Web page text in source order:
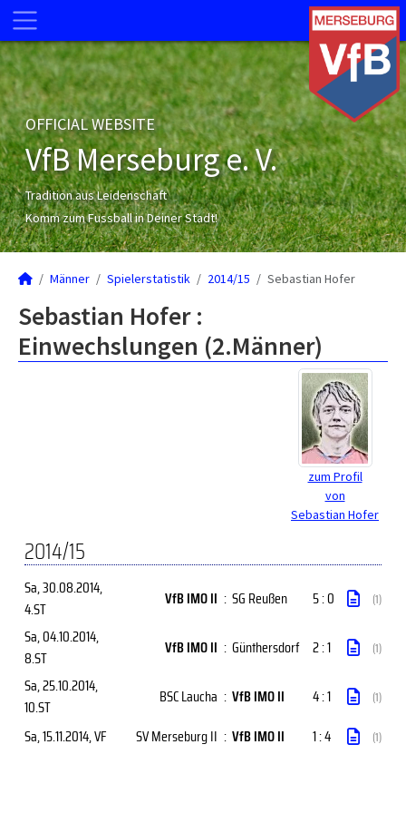
OFFICIAL WEBSITE
VfB Merseburg e. V.
Tradition aus Leidenschaft
Komm zum Fussball in Deiner Stadt!
Männer Spielerstatistik 2014/15 Sebastian Hofer
Sebastian Hofer :
Einwechslungen (2.Männer)
zum Profil
von
Sebastian Hofer
2014/15
Sa, 30.08.2014,
4.ST
VfB IMO II : SG Reußen 5 : 0 (1)
Sa, 04.10.2014,
8.ST
VfB IMO II : Günthersdorf 2 : 1 (1)
Sa, 25.10.2014,
10.ST
BSC Laucha : VfB IMO II 4 : 1 (1)
Sa, 15.11.2014, VF SV Merseburg II : VfB IMO II 1 : 4 (1)